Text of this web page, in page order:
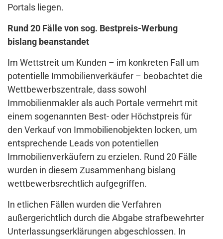
Portals liegen.
Rund 20 Fälle von sog. Bestpreis-Werbung
bislang beanstandet
Im Wettstreit um Kunden – im konkreten Fall um
potentielle Immobilienverkäufer – beobachtet die
Wettbewerbszentrale, dass sowohl
Immobilienmakler als auch Portale vermehrt mit
einem sogenannten Best- oder Höchstpreis für
den Verkauf von Immobilienobjekten locken, um
entsprechende Leads von potentiellen
Immobilienverkäufern zu erzielen. Rund 20 Fälle
wurden in diesem Zusammenhang bislang
wettbewerbsrechtlich aufgegriffen.
In etlichen Fällen wurden die Verfahren
außergerichtlich durch die Abgabe strafbewehrter
Unterlassungserklärungen abgeschlossen. In